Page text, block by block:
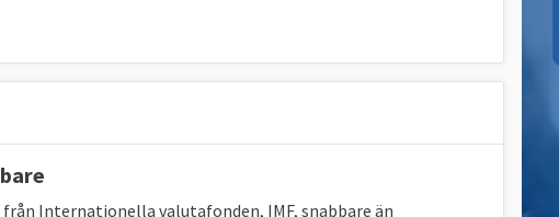
Internationella valutafonden, IMF, snabbare än